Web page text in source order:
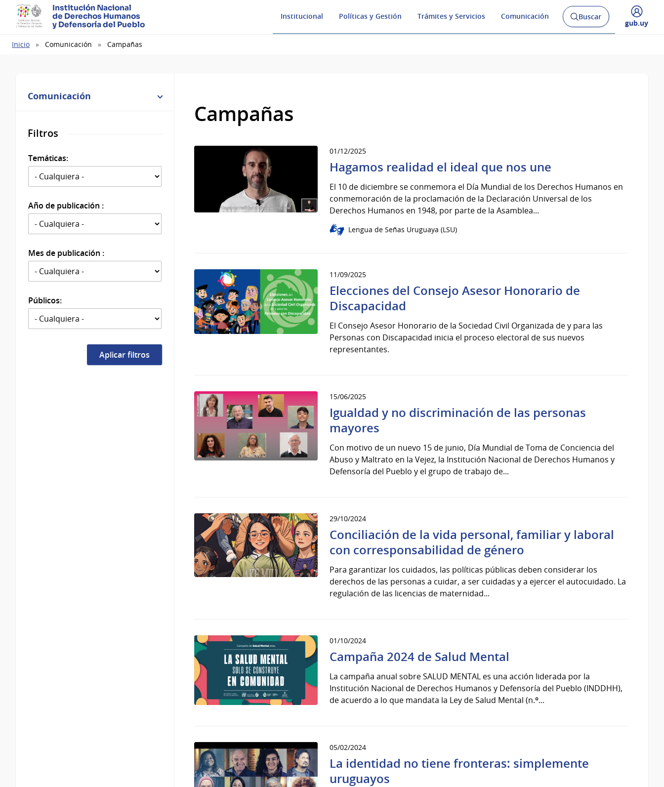
Institución Nacional
de Derechos Humanos
y Defensoría del Pueblo
Institucional Políticas y Gestión Trámites y Servicios Comunicación
Abrir
buscador
Buscar
Desplegar
gub.uy
Ruta
Inicio Comunicación Campañas
Comunicación
Filtros
Temáticas:
Año de publicación :
Mes de publicación :
Públicos:
Campañas
01/12/2025
Hagamos realidad el ideal que nos une
El 10 de diciembre se conmemora el Día Mundial de los Derechos Humanos en
conmemoración de la proclamación de la Declaración Universal de los
Derechos Humanos en 1948, por parte de la Asamblea...
Lengua de Señas Uruguaya (LSU)
11/09/2025
Elecciones del Consejo Asesor Honorario de
Discapacidad
El Consejo Asesor Honorario de la Sociedad Civil Organizada de y para las
Personas con Discapacidad inicia el proceso electoral de sus nuevos
representantes.
15/06/2025
Igualdad y no discriminación de las personas
mayores
Con motivo de un nuevo 15 de junio, Día Mundial de Toma de Conciencia del
Abuso y Maltrato en la Vejez, la Institución Nacional de Derechos Humanos y
Defensoría del Pueblo y el grupo de trabajo de...
29/10/2024
Conciliación de la vida personal, familiar y laboral
con corresponsabilidad de género
Para garantizar los cuidados, las políticas públicas deben considerar los
derechos de las personas a cuidar, a ser cuidadas y a ejercer el autocuidado. La
regulación de las licencias de maternidad...
01/10/2024
Campaña 2024 de Salud Mental
La campaña anual sobre SALUD MENTAL es una acción liderada por la
Institución Nacional de Derechos Humanos y Defensoría del Pueblo (INDDHH),
de acuerdo a lo que mandata la Ley de Salud Mental (n.º...
05/02/2024
La identidad no tiene fronteras: simplemente
uruguayos